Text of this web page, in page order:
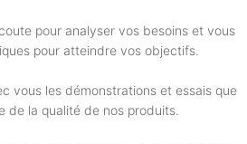
pour analyser vos besoins et vous
pour atteindre vos objectifs.
vous les démonstrations et essais que
de la qualité de nos produits.